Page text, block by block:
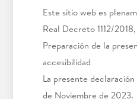
Este sitio web es
Real Decreto 1112/
Preparación de la
accesibilidad
La presente
de Noviembre de 2023.